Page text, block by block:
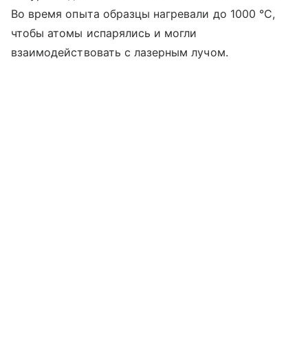
Во время опыта образцы нагревали до 1000 °C,
чтобы атомы испарялись и могли
взаимодействовать с лазерным лучом.